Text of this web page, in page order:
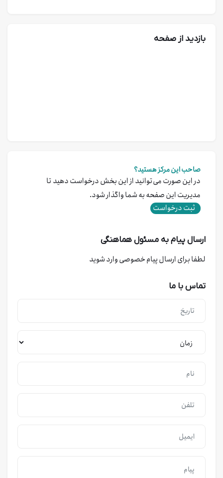
بازدید از صفحه
صاحب این مرکز هستید؟
در این صورت می‌توانید از این بخش درخواست دهید تا
مدیریت این صفحه به شما واگذار شود.
ثبت درخواست
ارسال پیام به مسئول هماهنگی
لطفا برای ارسال پیام خصوصی وارد شوید
تماس با ما